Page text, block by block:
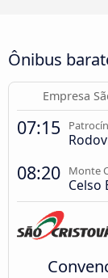
Ônibus
Empresa
07:15
08:20 Monte
Celso